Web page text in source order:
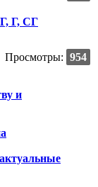
Г, СГ
Просмотры: 954
и